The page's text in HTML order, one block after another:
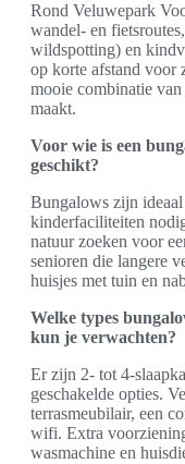
Rond Veluwepark
wandel- en
wildspotting) en
op korte afstand voor
mooie combinatie
maakt.
Voor wie is een
geschikt?
Bungalows zijn
kinderfaciliteiten
natuur zoeken voor
senioren die langere
huisjes met tuin en
Welke types
kun je verwachten?
Er zijn 2- tot 4-
geschakelde opties.
terrasmeubilair, een
wifi. Extra
wasmachine en